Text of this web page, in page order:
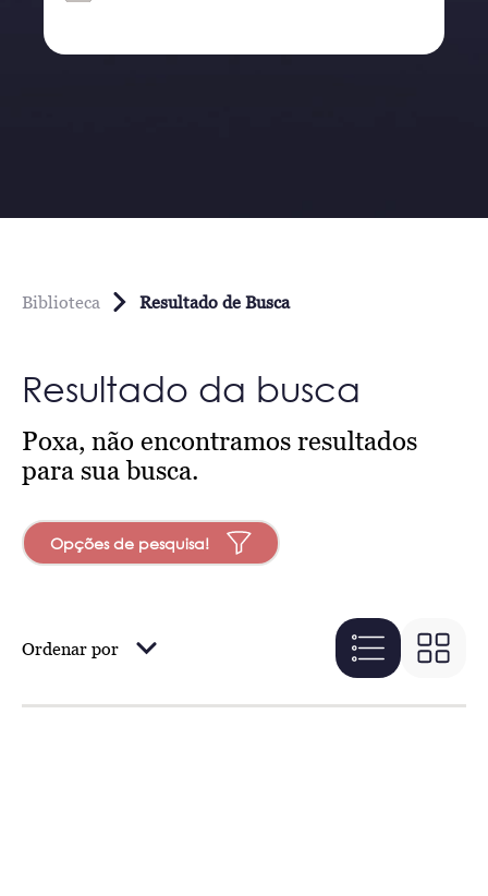
Biblioteca Resultado de Busca
Resultado da busca
Poxa, não encontramos resultados
para sua busca.
Opções de pesquisa!
Ordenar por